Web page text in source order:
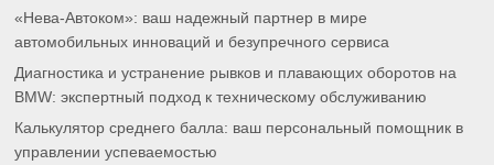
«Нева-Автоком»: ваш надежный партнер в мире
автомобильных инноваций и безупречного сервиса
Диагностика и устранение рывков и плавающих оборотов на
BMW: экспертный подход к техническому обслуживанию
Калькулятор среднего балла: ваш персональный помощник в
управлении успеваемостью